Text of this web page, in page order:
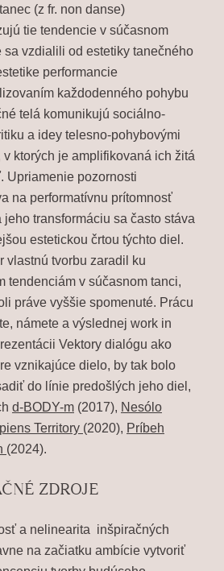
(z fr. non danse)
tie tendencie v súčasnom
sa vzdialili od estetiky tanečného
performancie
každodenného pohybu
telá komunikujú sociálno-
a idey telesno-pohybovými
v ktorých je amplifikovaná ich žitá
Upriamenie pozornosti
na performatívnu prítomnosť
jeho transformáciu sa často stáva
estetickou črtou týchto diel.
vlastnú tvorbu zaradil ku
tendenciám v súčasnom tanci,
práve vyššie spomenuté. Prácu
námete a výslednej work in
Vektory dialógu ako
vznikajúce dielo, by tak bolo
do línie predošlých jeho diel,
d-BODY-m (2017), Nesólo
Territory (2020), Príbeh
(2024).
ZDROJE
a nelinearita inšpiračných
na začiatku ambície vytvoriť